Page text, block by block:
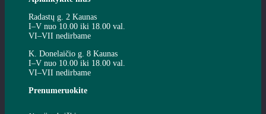
Radastų g. 2 Kaunas
I–V nuo 10.00 iki 18.00 val.
VI–VII nedirbame
K. Donelaičio g. 8 Kaunas
I–V nuo 10.00 iki 18.00 val.
VI–VII nedirbame
Prenumeruokite